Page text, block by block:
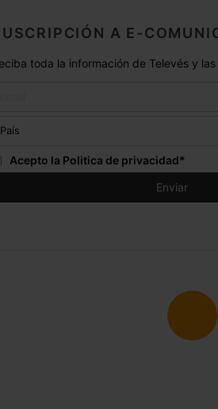
A E-
toda la información de Televés y
Acepto la Politica de privacidad*